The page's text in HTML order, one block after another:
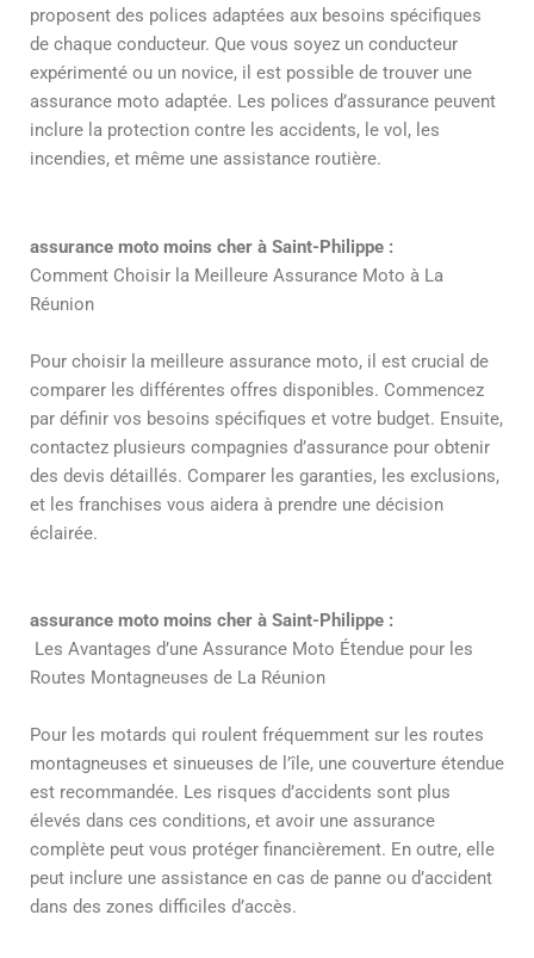
proposent des polices adaptées aux besoins spécifiques
de chaque conducteur. Que vous soyez un conducteur
expérimenté ou un novice, il est possible de trouver une
assurance moto adaptée. Les polices d’assurance peuvent
inclure la protection contre les accidents, le vol, les
incendies, et même une assistance routière.
assurance moto moins cher à Saint-Philippe :
Comment Choisir la Meilleure Assurance Moto à La
Réunion
Pour choisir la meilleure assurance moto, il est crucial de
comparer les différentes offres disponibles. Commencez
par définir vos besoins spécifiques et votre budget. Ensuite,
contactez plusieurs compagnies d’assurance pour obtenir
des devis détaillés. Comparer les garanties, les exclusions,
et les franchises vous aidera à prendre une décision
éclairée.
assurance moto moins cher à Saint-Philippe :
Les Avantages d’une Assurance Moto Étendue pour les
Routes Montagneuses de La Réunion
Pour les motards qui roulent fréquemment sur les routes
montagneuses et sinueuses de l’île, une couverture étendue
est recommandée. Les risques d’accidents sont plus
élevés dans ces conditions, et avoir une assurance
complète peut vous protéger financièrement. En outre, elle
peut inclure une assistance en cas de panne ou d’accident
dans des zones difficiles d’accès.